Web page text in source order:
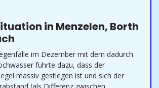
in Menzelen, Borth
im Dezember mit dem dadurch
führte dazu, dass der
massiv gestiegen ist und sich der